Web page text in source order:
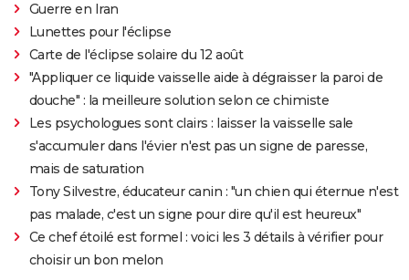
Guerre en Iran
Lunettes pour l'éclipse
Carte de l'éclipse solaire du 12 août
"Appliquer ce liquide vaisselle aide à dégraisser la paroi de
douche" : la meilleure solution selon ce chimiste
Les psychologues sont clairs : laisser la vaisselle sale
s'accumuler dans l'évier n'est pas un signe de paresse,
mais de saturation
Tony Silvestre, éducateur canin : "un chien qui éternue n'est
pas malade, c'est un signe pour dire qu'il est heureux"
Ce chef étoilé est formel : voici les 3 détails à vérifier pour
choisir un bon melon